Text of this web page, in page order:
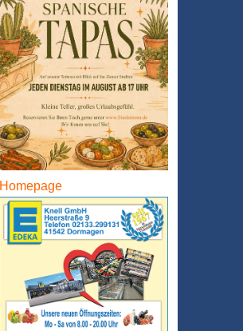
Homepage